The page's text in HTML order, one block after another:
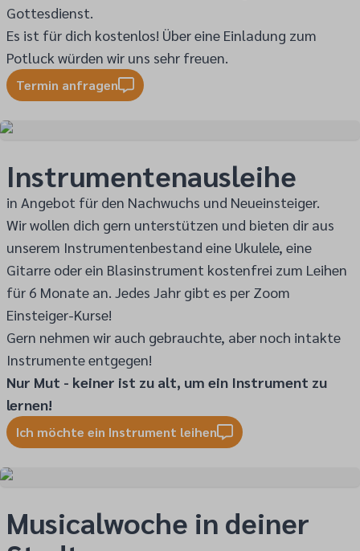
Gottesdienst.
Es ist für dich kostenlos! Über eine Einladung zum
Potluck würden wir uns sehr freuen.
Termin anfragen
Instrumentenausleihe
in Angebot für den Nachwuchs und Neueinsteiger.
Wir wollen dich gern unterstützen und bieten dir aus
unserem Instrumentenbestand eine Ukulele, eine
Gitarre oder ein Blasinstrument kostenfrei zum Leihen
für 6 Monate an. Jedes Jahr gibt es per Zoom
Einsteiger-Kurse!
Gern nehmen wir auch gebrauchte, aber noch intakte
Instrumente entgegen!
Nur Mut - keiner ist zu alt, um ein Instrument zu
lernen!
Ich möchte ein Instrument leihen
Musicalwoche in deiner